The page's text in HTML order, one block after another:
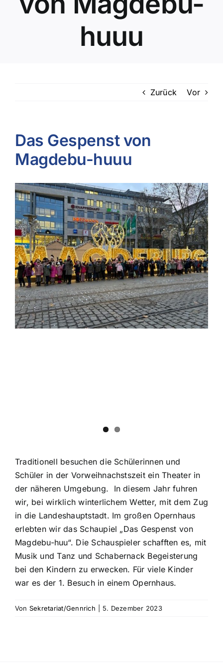
huuu
Zurück Vor
Das Gespenst von
Magdebu-huuu
Zeige
grösseres
Bild
Traditionell besuchen die Schülerinnen und
Schüler in der Vorweihnachstszeit ein Theater in
der näheren Umgebung. In diesem Jahr fuhren
wir, bei wirklich winterlichem Wetter, mit dem Zug
in die Landeshauptstadt. Im großen Opernhaus
erlebten wir das Schaupiel „Das Gespenst von
Magdebu-huu“. Die Schauspieler schafften es, mit
Musik und Tanz und Schabernack Begeisterung
bei den Kindern zu erwecken. Für viele Kinder
war es der 1. Besuch in einem Opernhaus.
Von Sekretariat/Gennrich 5. Dezember 2023